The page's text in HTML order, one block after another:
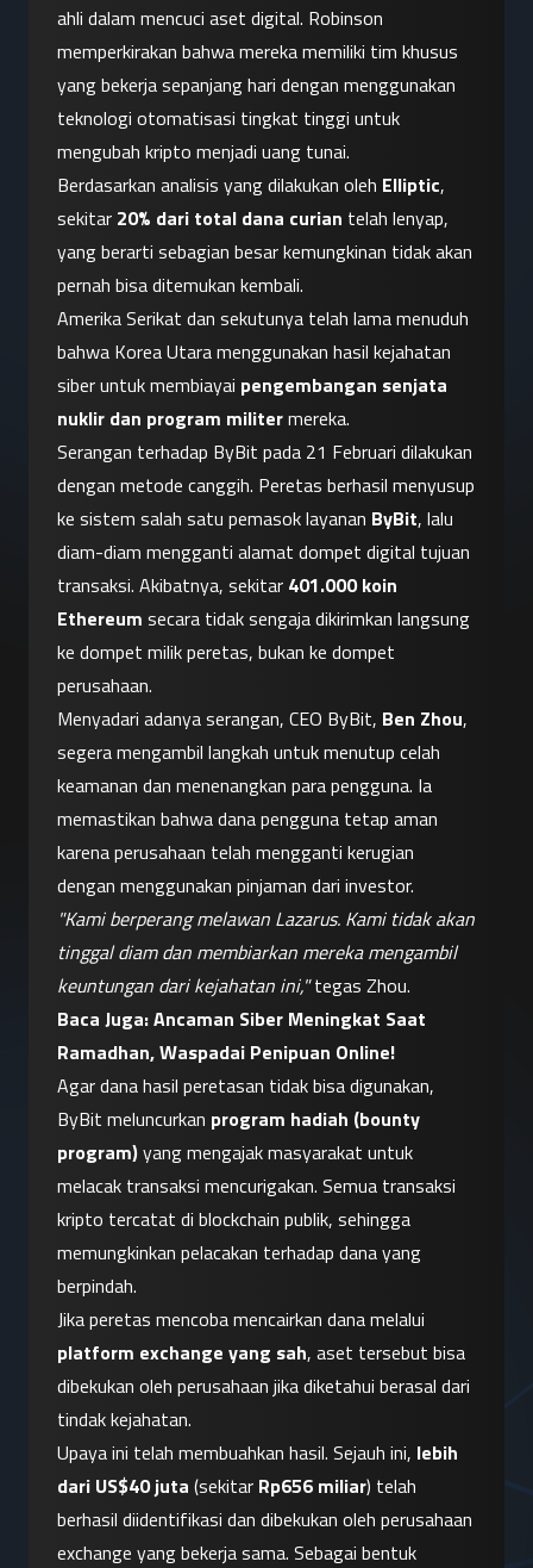
ahli dalam mencuci aset digital. Robinson
memperkirakan bahwa mereka memiliki tim khusus
yang bekerja sepanjang hari dengan menggunakan
teknologi otomatisasi tingkat tinggi untuk
mengubah kripto menjadi uang tunai.
Berdasarkan analisis yang dilakukan oleh Elliptic,
sekitar 20% dari total dana curian telah lenyap,
yang berarti sebagian besar kemungkinan tidak akan
pernah bisa ditemukan kembali.
Amerika Serikat dan sekutunya telah lama menuduh
bahwa Korea Utara menggunakan hasil kejahatan
siber untuk membiayai pengembangan senjata
nuklir dan program militer mereka.
Serangan terhadap ByBit pada 21 Februari dilakukan
dengan metode canggih. Peretas berhasil menyusup
ke sistem salah satu pemasok layanan ByBit, lalu
diam-diam mengganti alamat dompet digital tujuan
transaksi. Akibatnya, sekitar 401.000 koin
Ethereum secara tidak sengaja dikirimkan langsung
ke dompet milik peretas, bukan ke dompet
perusahaan.
Menyadari adanya serangan, CEO ByBit, Ben Zhou,
segera mengambil langkah untuk menutup celah
keamanan dan menenangkan para pengguna. Ia
memastikan bahwa dana pengguna tetap aman
karena perusahaan telah mengganti kerugian
dengan menggunakan pinjaman dari investor.
"Kami berperang melawan Lazarus. Kami tidak akan
tinggal diam dan membiarkan mereka mengambil
keuntungan dari kejahatan ini," tegas Zhou.
Baca Juga: Ancaman Siber Meningkat Saat
Ramadhan, Waspadai Penipuan Online!
Agar dana hasil peretasan tidak bisa digunakan,
ByBit meluncurkan program hadiah (bounty
program) yang mengajak masyarakat untuk
melacak transaksi mencurigakan. Semua transaksi
kripto tercatat di blockchain publik, sehingga
memungkinkan pelacakan terhadap dana yang
berpindah.
platform exchange yang sah, aset tersebut bisa
dibekukan oleh perusahaan jika diketahui berasal dari
tindak kejahatan.
Upaya ini telah membuahkan hasil. Sejauh ini, lebih
dari US$40 juta (sekitar Rp656 miliar) telah
berhasil diidentifikasi dan dibekukan oleh perusahaan
exchange yang bekerja sama. Sebagai bentuk